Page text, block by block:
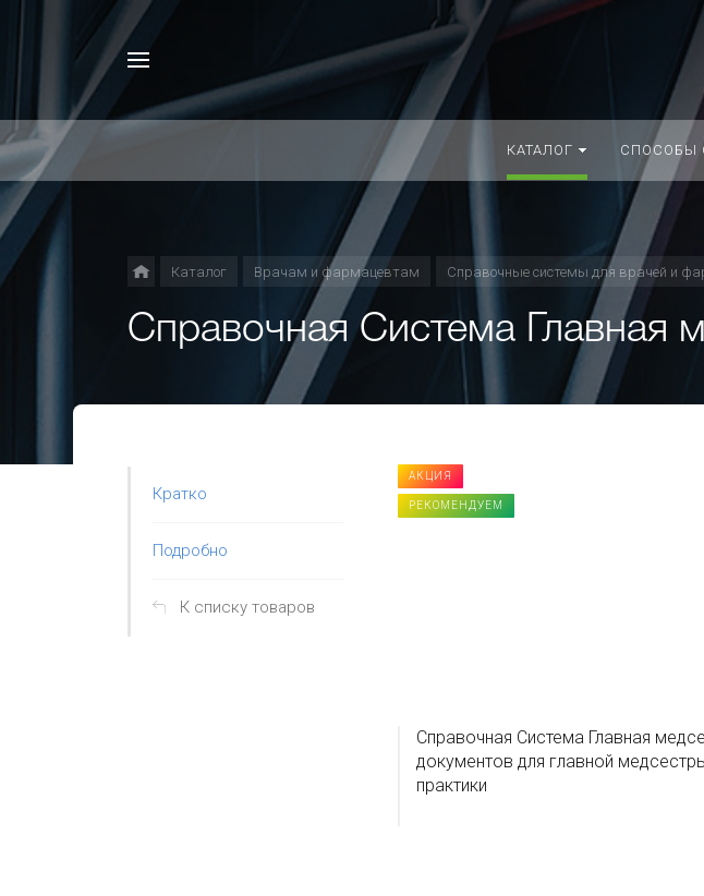
КАТАЛОГ СПОСОБЫ
Каталог Врачам и фармацевтам Справочные системы для врачей и
Справочная Система Главная
Кратко
Подробно
К списку товаров
АКЦИЯ
РЕКОМЕНДУЕМ
Справочная Система Главная
документов для главной
практики